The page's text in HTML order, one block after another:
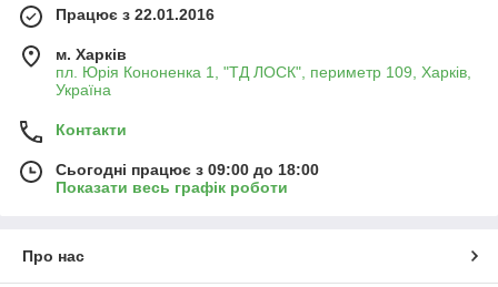
знаходиться між
деталями підвіски.
Велика частина
Через них кріпляться важелі і стабілізатори. У задній підвісці
Також можна зустріти сайлентблок заднього амортизатора і
балки.
Деталі поділяються на види з того, з чого виконаний
Працює з 22.01.2016
м. Харків
пл. Юрія Кононенка 1, "ТД ЛОСК", периметр 109, Харків,
Україна
Контакти
Сьогодні працює з 09:00 до 18:00
Показати весь графік роботи
Про нас